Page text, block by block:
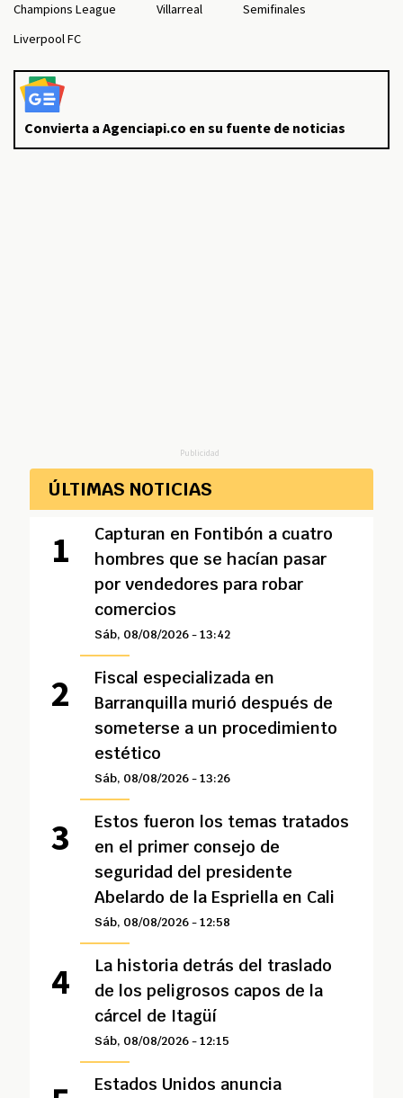
Champions League Villarreal
Semifinales
Liverpool FC
Convierta a Agenciapi.co en su fuente de noticias
Publicidad
ÚLTIMAS NOTICIAS
Capturan en Fontibón a cuatro
hombres que se hacían pasar
por vendedores para robar
comercios
Sáb, 08/08/2026 - 13:42
Fiscal especializada en
Barranquilla murió después de
someterse a un procedimiento
estético
Sáb, 08/08/2026 - 13:26
Estos fueron los temas tratados
en el primer consejo de
seguridad del presidente
Abelardo de la Espriella en Cali
Sáb, 08/08/2026 - 12:58
La historia detrás del traslado
de los peligrosos capos de la
cárcel de Itagüí
Sáb, 08/08/2026 - 12:15
Estados Unidos anuncia